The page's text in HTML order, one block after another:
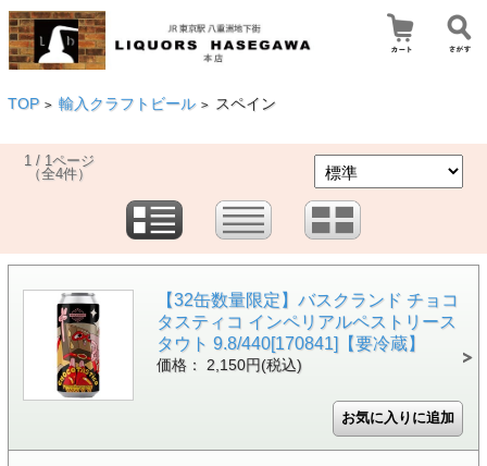
TOP > 輸入クラフトビール > スペイン
1 / 1ページ
（全4件）
【32缶数量限定】バスクランド チョコ
タスティコ インペリアルペストリース
タウト 9.8/440[170841]【要冷蔵】
価格： 2,150円(税込)